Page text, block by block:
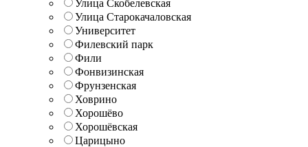
Улица Скобелевская
Улица Старокачаловская
Университет
Филевский парк
Фили
Фонвизинская
Фрунзенская
Ховрино
Хорошёво
Хорошёвская
Царицыно